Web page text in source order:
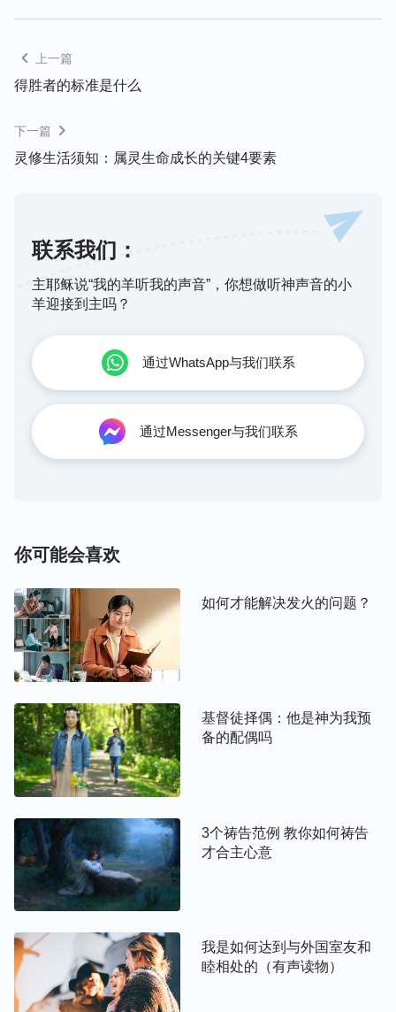
也都愿意放下自己，这时两个人之间的隔阂也就化解
另外，还要学会顺从圣灵的开启、引导。比如：当我
主，可能我们也没有刻意去琢磨到底要怎么做，但觉
得突然就有路了，而且觉得这样实行也比较合适、灵
如罗马书八章五节：“随从圣灵的人体贴圣灵的事。”
再如，有时和搭档意见不一致时，本意是觉得自己的
建议比搭档的好，但心里隐约觉得，要不先采纳对方
的意见，不持守自己，这样想心里挺踏实的。当随从
里面的引导时，发现搭档的意见确实好，对教会工作
也更有利。这时就可印证那个想法是出于圣灵的引
导，而且顺从圣灵的引导很关键。
二、不争强好胜，学会取长补短
腓立比书二章三至四节：“凡事不可结党，不可贪图
我们要谦卑，还不能自私，要多为别人考虑。可因着
容易贬低别人，把功劳归在自己身上，出现漏洞就总
是找别人的毛病，因此导致配搭不和谐。如果能够按
照经文所说的，改变自己的追求观点，不为显露自
己，另外能够谦卑，多看别人身上的长处，还能够从
别人身上取长补短，就不会盲目自大，自然也就能够
配搭和谐了。
另外，要知道教会的每项工作都需要弟兄姊妹共同配
合完成，都不是哪一个人能独立完成的，必须有配搭
事奉才能使工作达到好的果效。而且我们每个人都不
是全面手，身上都有很多的缺少和不足，如果只靠个
人能力事奉，就不容易使工作达到好的果效，甚至有
时还会出现偏差，给教会工作带来亏损；但若有配搭
如哥林多前书十二章十二节说的：“就如身子是一
个，却有许多肢体；而且肢体虽多，仍是一个身
子……”我们每个人都是不同的肢体，所以，只有彼
上一篇
得胜者的标准是什么
下一篇
灵修生活须知：属灵生命成长的关键4要素
联系我们：
主耶稣说“我的羊听我的声音”，你想做听神声音的小
羊迎接到主吗？
通过WhatsApp与我们联系
通过Messenger与我们联系
你可能会喜欢
如何才能解决发火的问题？
基督徒择偶：他是神为我预
备的配偶吗
3个祷告范例 教你如何祷告
才合主心意
我是如何达到与外国室友和
睦相处的（有声读物）